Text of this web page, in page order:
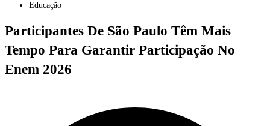
Educação
Participantes De São Paulo Têm Mais
Tempo Para Garantir Participação No
Enem 2026